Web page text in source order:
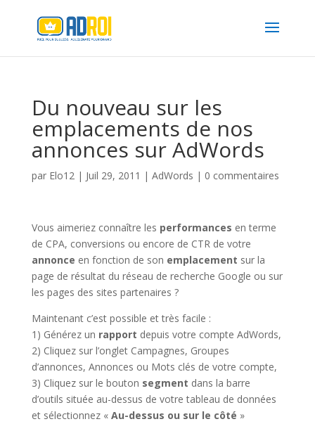
Du nouveau sur les
emplacements de nos
annonces sur AdWords
par Elo12| Juil 29, 2011 | AdWords | 0 commentaires
Vous aimeriez connaître les performances en terme
de CPA, conversions ou encore de CTR de votre
annonce en fonction de son emplacement sur la
page de résultat du réseau de recherche Google ou sur
les pages des sites partenaires ?
Maintenant c’est possible et très facile :
1) Générez un rapport depuis votre compte AdWords,
2) Cliquez sur l’onglet Campagnes, Groupes
d’annonces, Annonces ou Mots clés de votre compte,
3) Cliquez sur le bouton segment dans la barre
d’outils située au-dessus de votre tableau de données
et sélectionnez « Au-dessus ou sur le côté »